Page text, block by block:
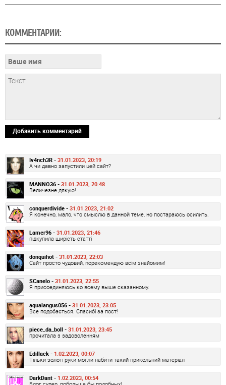
КОММЕНТАРИИ:
Добавить комментарий
Iv4nch3R - 31.01.2023, 20:19
А чи давно запустили цей сайт?
MANNO36 - 31.01.2023, 20:48
Величезне дякую!
conquerdivide - 31.01.2023, 21:02
Я конечно, мало, что смыслю в данной теме, но постараюсь осилить.
Lamer96 - 31.01.2023, 21:46
підкупила щирість статті
donquihot - 31.01.2023, 22:03
Сайт просто чудовий, порекомендую всім знайомим!
SCanelo - 31.01.2023, 22:55
Я присоединяюсь ко всему выше сказанному.
aqualangus056 - 31.01.2023, 23:05
Все подобається. Спасибі за пост!
piece_da_boll - 31.01.2023, 23:45
прочитала з задоволенням
Edillack - 1.02.2023, 00:07
Тільки золоті руки могли набити такий прикольний матеріал
DarkDant - 1.02.2023, 00:54